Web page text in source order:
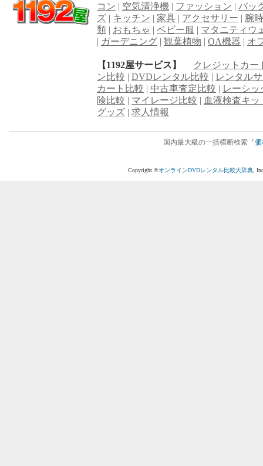
コン | 空気清浄機 | ファッション | バッ
ズ | キッチン | 家具 | アクセサリー | 腕
類 | おもちゃ | ベビー服 | マタニティウ
| ガーデニング | 観葉植物 | OA機器 | オ
【1192屋サービス】
クレジットカー
ン比較 | DVDレンタル比較 | レンタル
カート比較 | 中古車査定比較 | レーシッ
険比較 | マイレージ比較 | 血液検査キッ
グッズ | 求人情報
国内最大級の一括横断検索『価
Copyright ©オンラインDVDレンタル比較大辞典 ,